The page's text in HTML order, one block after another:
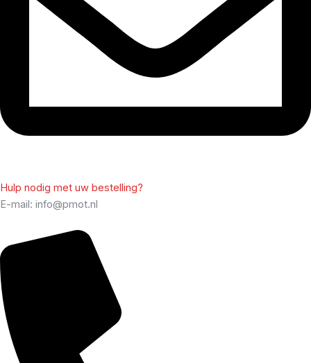
Hulp nodig met uw bestelling?
E-mail: info@pmot.nl